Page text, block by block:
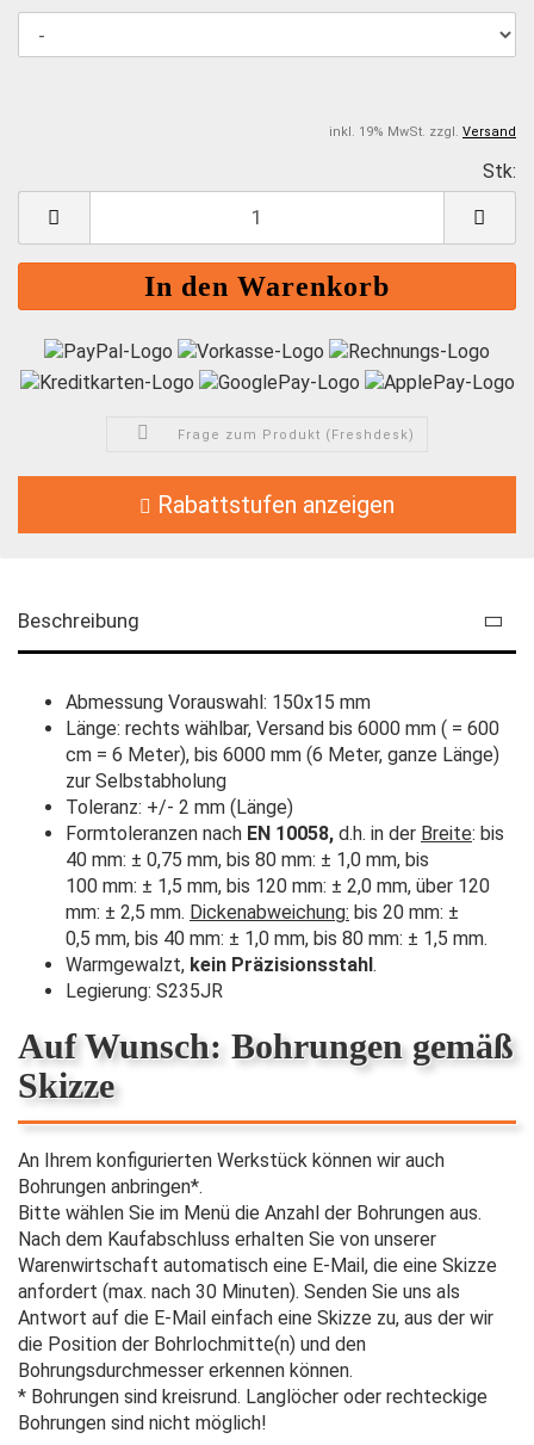
inkl. 19% MwSt. zzgl. Versand
Stk:
Frage zum Produkt (Freshdesk)
Rabattstufen anzeigen
Beschreibung
Abmessung Vorauswahl: 150x15 mm
Länge: rechts wählbar, Versand bis 6000 mm ( = 600
cm = 6 Meter), bis 6000 mm (6 Meter, ganze Länge)
zur Selbstabholung
Toleranz: +/- 2 mm (Länge)
Formtoleranzen nach EN 10058, d.h. in der Breite: bis
40 mm: ± 0,75 mm, bis 80 mm: ± 1,0 mm, bis
100 mm: ± 1,5 mm, bis 120 mm: ± 2,0 mm, über 120
mm: ± 2,5 mm. Dickenabweichung: bis 20 mm: ±
0,5 mm, bis 40 mm: ± 1,0 mm, bis 80 mm: ± 1,5 mm.
Warmgewalzt, kein Präzisionsstahl.
Legierung: S235JR
Auf Wunsch: Bohrungen gemäß
Skizze
An Ihrem konfigurierten Werkstück können wir auch
Bohrungen anbringen*.
Bitte wählen Sie im Menü die Anzahl der Bohrungen aus.
Nach dem Kaufabschluss erhalten Sie von unserer
Warenwirtschaft automatisch eine E-Mail, die eine Skizze
anfordert (max. nach 30 Minuten). Senden Sie uns als
Antwort auf die E-Mail einfach eine Skizze zu, aus der wir
die Position der Bohrlochmitte(n) und den
Bohrungsdurchmesser erkennen können.
* Bohrungen sind kreisrund. Langlöcher oder rechteckige
Bohrungen sind nicht möglich!